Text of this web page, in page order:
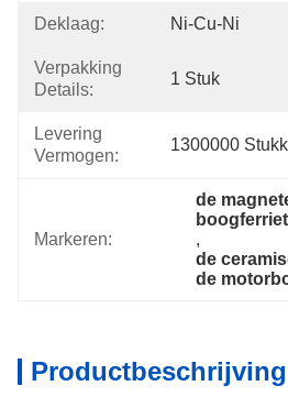
Deklaag: Ni-Cu-Ni
Verpakking
Details:
1 Stuk
Levering
Vermogen:
1300000
Markeren:
de
boogferriet
,
de
de
Productbeschrijving